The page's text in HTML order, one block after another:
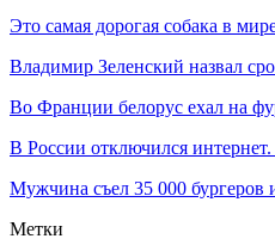
Это самая дорогая собака в
Владимир Зеленский назвал
Во Франции белорус ехал на
В России отключился
Мужчина съел 35 000
Метки